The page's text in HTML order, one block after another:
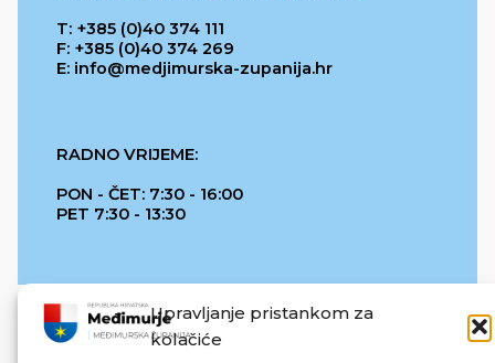
Upravljanje pristankom za
kolačiće
T: +385 (0)40 374 111
F: +385 (0)40 374 269
E: info@medjimurska-zupanija.hr
RADNO VRIJEME:
PON - ČET: 7:30 - 16:00
PET 7:30 - 13:30